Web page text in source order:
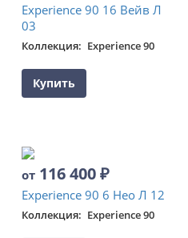
Experience 90 16 Вейв Л
03
Коллекция Experience 90
Купить
от 116 400₽
Experience 90 6 Нео Л 12
Коллекция Experience 90